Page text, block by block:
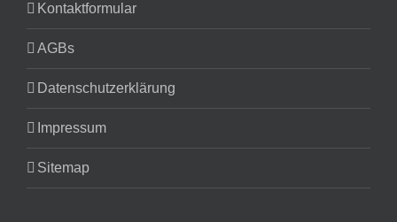
Kontaktformular
AGBs
Datenschutzerklärung
Impressum
Sitemap